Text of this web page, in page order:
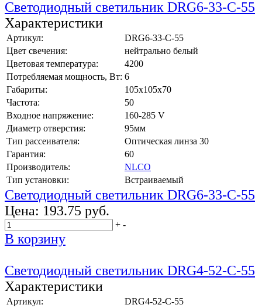
Светодиодный светильник DRG6-33-C-55
Характеристики
Артикул:
DRG6-33-C-55
Цвет свечения:
нейтрально белый
Цветовая температура:
4200
Потребляемая мощность, Вт: 6
Габариты:
105x105x70
Частота:
50
Входное напряжение:
160-285 V
Диаметр отверстия:
95мм
Тип рассеивателя:
Оптическая линза 30
Гарантия:
60
Производитель:
NLCO
Тип установки:
Встраиваемый
Светодиодный светильник DRG6-33-C-55
Цена: 193.75 руб.
+ -
В корзину
Светодиодный светильник DRG4-52-C-55
Характеристики
Артикул: DRG4-52-C-55